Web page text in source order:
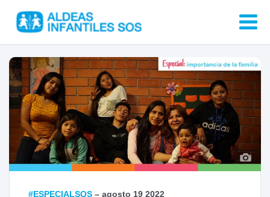
#ESPECIALSOS– agosto 19 2022